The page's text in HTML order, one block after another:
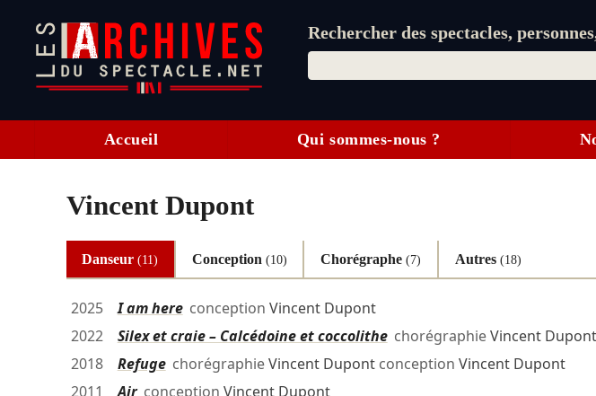
Rechercher des spectacles,
Accueil Qui sommes-nous ?
Vincent Dupont
Danseur(11) Conception (10) Chorégraphe(7) Autres (18)
2025 I am hereconception Vincent Dupont
2022
Silex et craie – Calcédoine et coccolithechorégraphieVincent Dupont
2018
RefugechorégraphieVincent Dupontconception Vincent Dupont
2011
Airconception Vincent Dupont